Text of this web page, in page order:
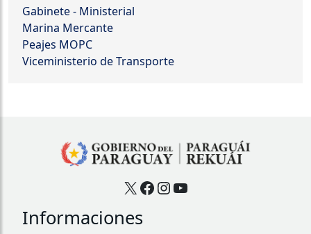
Gabinete - Ministerial
Marina Mercante
Peajes MOPC
Viceministerio de Transporte
X Facebook
Instagram
YouTube
Informaciones